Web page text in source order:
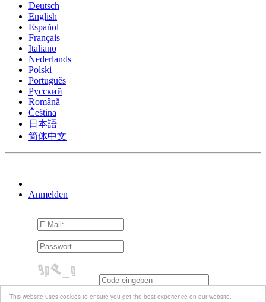
This website uses cookies to ensure you get the best experience on our website.
Deutsch
English
Español
Français
Italiano
Nederlands
Polski
Português
Pусский
Română
Čeština
日本語
简体中文
Anmelden
An mich erinnern